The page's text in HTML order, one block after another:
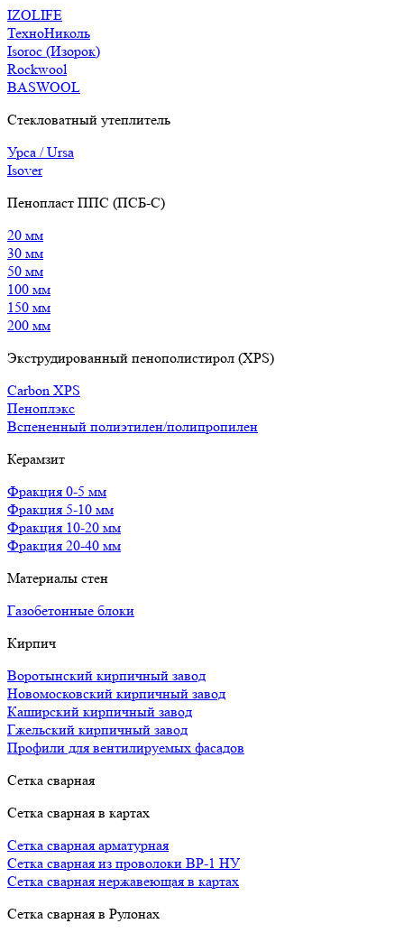
IZOLIFE
ТехноНиколь
Isoroc (Изорок)
Rockwool
BASWOOL
Стекловатный утеплитель
Урса / Ursa
Isover
Пенопласт ППС (ПСБ-С)
20 мм
30 мм
50 мм
100 мм
150 мм
200 мм
Экструдированный пенополистирол (XPS)
Carbon XPS
Пеноплэкс
Вспененный полиэтилен/полипропилен
Керамзит
Фракция 0-5 мм
Фракция 5-10 мм
Фракция 10-20 мм
Фракция 20-40 мм
Материалы стен
Газобетонные блоки
Кирпич
Воротынский кирпичный завод
Новомосковский кирпичный завод
Каширский кирпичный завод
Гжельский кирпичный завод
Профили для вентилируемых фасадов
Сетка сварная
Сетка сварная в картах
Сетка сварная арматурная
Сетка сварная из проволоки ВР-1 НУ
Сетка сварная нержавеющая в картах
Сетка сварная в Рулонах